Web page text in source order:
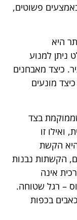
פשוטים,
היא
למנוע
כיצד מאבחנים
מונעים
בצד
זו
הקשת
הקשתות נבנות
אינה
– רגל שטוחה.
בכפות